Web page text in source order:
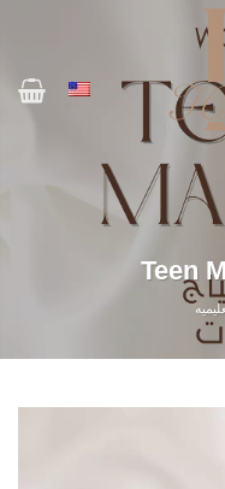
Teen